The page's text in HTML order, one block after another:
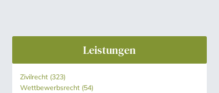
Leistungen
Zivilrecht (323)
Wettbewerbsrecht (54)